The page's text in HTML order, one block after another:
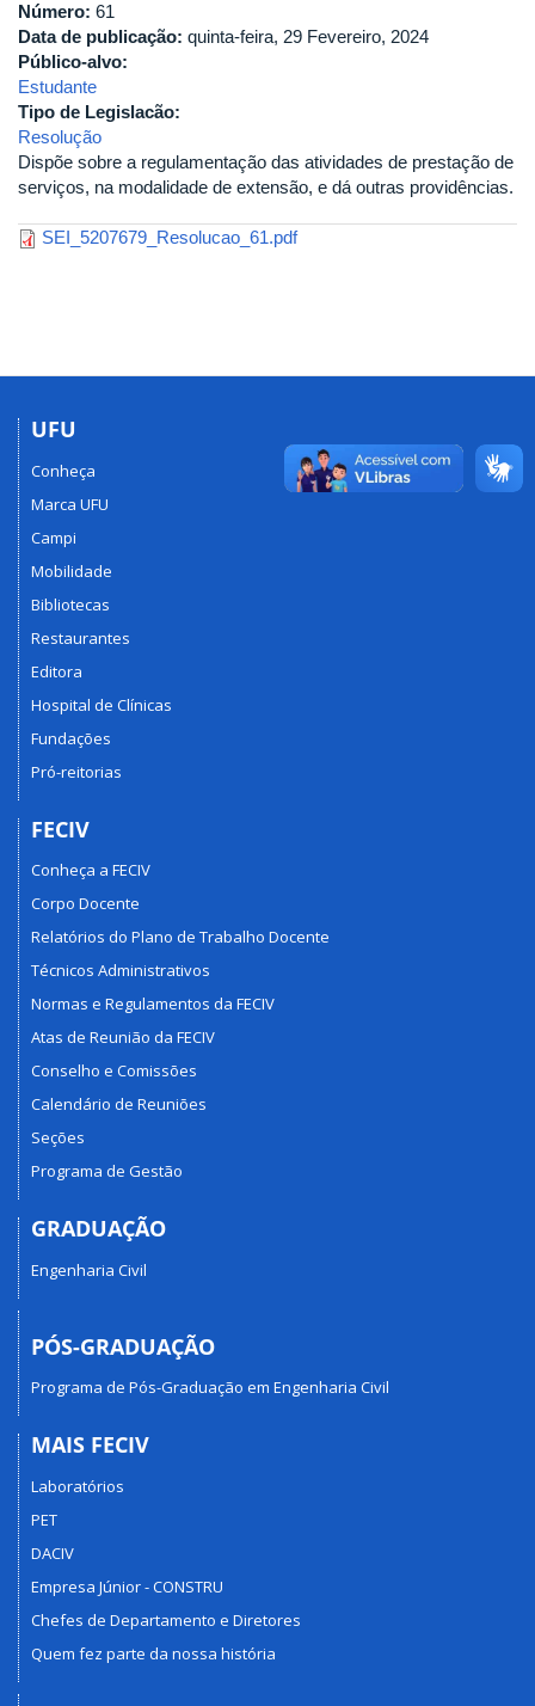
Número: 61
Data de publicação: quinta-feira, 29 Fevereiro, 2024
Público-alvo:
Estudante
Tipo de Legislacão:
Resolução
Dispõe sobre a regulamentação das atividades de prestação de
serviços, na modalidade de extensão, e dá outras providências.
SEI_5207679_Resolucao_61.pdf
UFU
Conheça
Marca UFU
Campi
Mobilidade
Bibliotecas
Restaurantes
Editora
Hospital de Clínicas
Fundações
Pró-reitorias
FECIV
Conheça a FECIV
Corpo Docente
Relatórios do Plano de Trabalho Docente
Técnicos Administrativos
Normas e Regulamentos da FECIV
Atas de Reunião da FECIV
Conselho e Comissões
Calendário de Reuniões
Seções
Programa de Gestão
GRADUAÇÃO
Engenharia Civil
PÓS-GRADUAÇÃO
Programa de Pós-Graduação em Engenharia Civil
MAIS FECIV
Laboratórios
PET
DACIV
Empresa Júnior - CONSTRU
Chefes de Departamento e Diretores
Quem fez parte da nossa história